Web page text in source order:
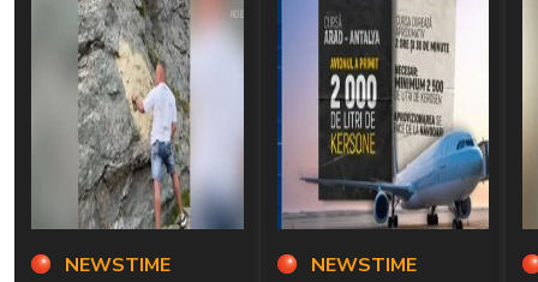
NEWSTIME
NEWSTIME